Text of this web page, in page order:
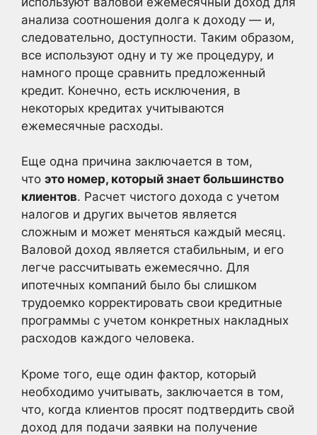
анализа соотношения долга к доходу — и,
следовательно, доступности. Таким образом,
все используют одну и ту же процедуру, и
намного проще сравнить предложенный
кредит. Конечно, есть исключения, в
некоторых кредитах учитываются
ежемесячные расходы.
Еще одна причина заключается в том,
что это номер, который знает большинство
клиентов. Расчет чистого дохода с учетом
налогов и других вычетов является
сложным и может меняться каждый месяц.
Валовой доход является стабильным, и его
легче рассчитывать ежемесячно. Для
ипотечных компаний было бы слишком
трудоемко корректировать свои кредитные
программы с учетом конкретных накладных
расходов каждого человека.
Кроме того, еще один фактор, который
необходимо учитывать, заключается в том,
что, когда клиентов просят подтвердить свой
доход для подачи заявки на получение